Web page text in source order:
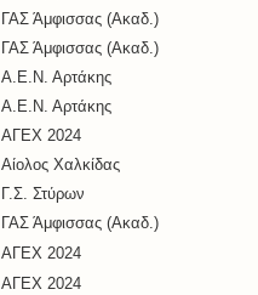
ΓΑΣ Άμφισσας (Ακαδ.)
ΓΑΣ Άμφισσας (Ακαδ.)
Α.Ε.Ν. Αρτάκης
Α.Ε.Ν. Αρτάκης
ΑΓΕΧ 2024
Αίολος Χαλκίδας
Γ.Σ. Στύρων
ΓΑΣ Άμφισσας (Ακαδ.)
ΑΓΕΧ 2024
ΑΓΕΧ 2024